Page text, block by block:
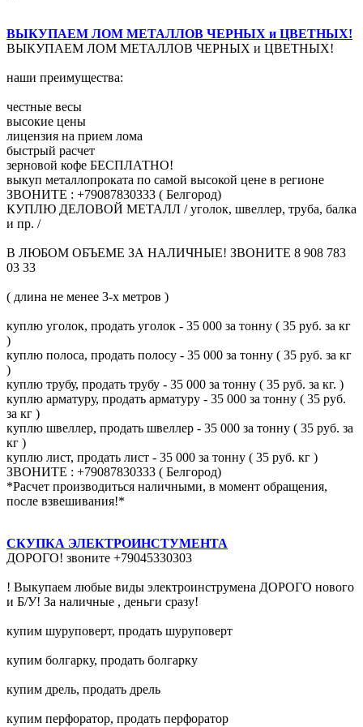
ВЫКУПАЕМ ЛОМ МЕТАЛЛОВ ЧЕРНЫХ и ЦВЕТНЫХ!
ВЫКУПАЕМ ЛОМ МЕТАЛЛОВ ЧЕРНЫХ и ЦВЕТНЫХ!
наши преимущества:
честные весы
высокие цены
лицензия на прием лома
быстрый расчет
зерновой кофе БЕСПЛАТНО!
выкуп металлопроката по самой высокой цене в регионе
ЗВОНИТЕ : +79087830333 ( Белгород)
КУПЛЮ ДЕЛОВОЙ МЕТАЛЛ / уголок, швеллер, труба, балка
и пр. /
В ЛЮБОМ ОБЪЕМЕ ЗА НАЛИЧНЫЕ! ЗВОНИТЕ 8 908 783
03 33
( длина не менее 3-х метров )
куплю уголок, продать уголок - 35 000 за тонну ( 35 руб. за кг
)
куплю полоса, продать полосу - 35 000 за тонну ( 35 руб. за кг
)
куплю трубу, продать трубу - 35 000 за тонну ( 35 руб. за кг. )
куплю арматуру, продать арматуру - 35 000 за тонну ( 35 руб.
за кг )
куплю швеллер, продать швеллер - 35 000 за тонну ( 35 руб. за
кг )
куплю лист, продать лист - 35 000 за тонну ( 35 руб. кг )
ЗВОНИТЕ : +79087830333 ( Белгород)
*Расчет производиться наличными, в момент обращения,
после взвешивания!*
СКУПКА ЭЛЕКТРОИНСТУМЕНТА
ДОРОГО! звоните +79045330303
! Выкупаем любые виды электроинструмена ДОРОГО нового
и Б/У! За наличные , деньги сразу!
купим шуруповерт, продать шуруповерт
купим болгарку, продать болгарку
купим дрель, продать дрель
купим перфоратор, продать перфоратор